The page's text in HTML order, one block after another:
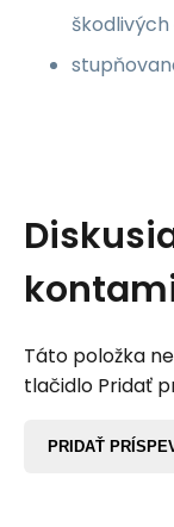
škodlivých
Táto položka
tlačidlo Pridať
PRIDAŤ